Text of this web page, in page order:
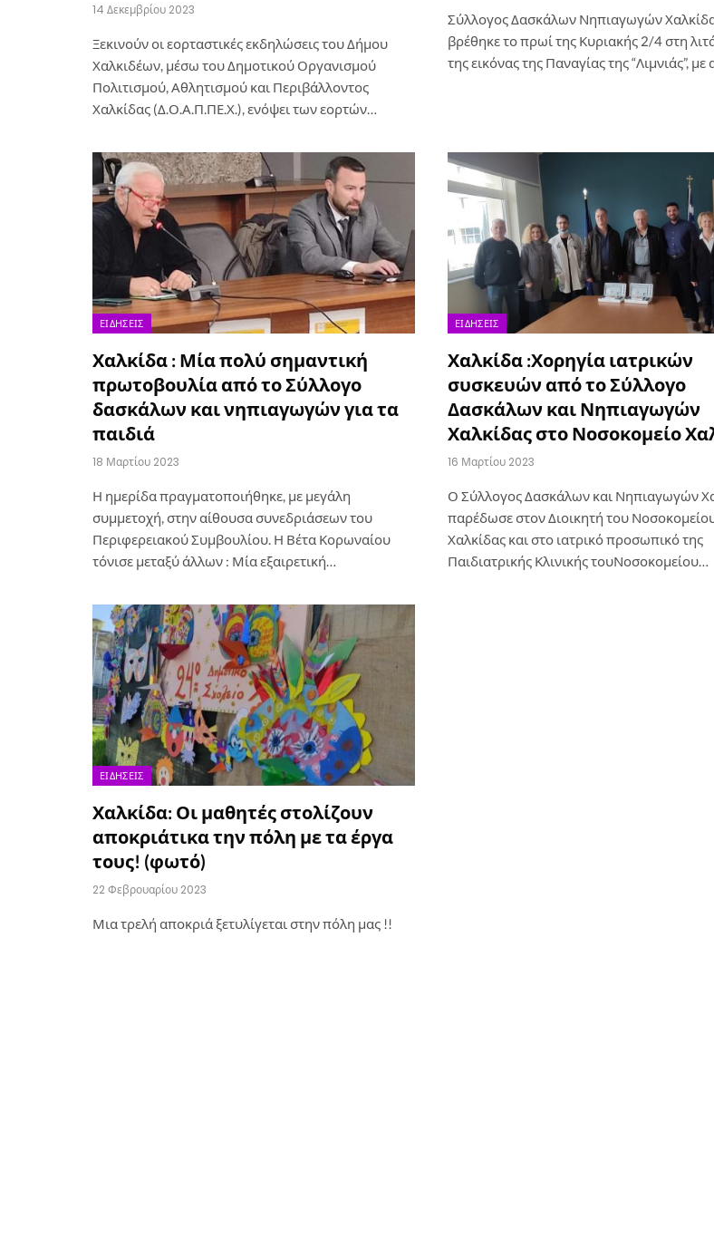
14 Δεκεμβρίου 2023
Ξεκινούν οι εορταστικές εκδηλώσεις του Δήμου
Χαλκιδέων, μέσω του Δημοτικού Οργανισμού
Πολιτισμού, Αθλητισμού και Περιβάλλοντος
Χαλκίδας (Δ.Ο.Α.Π.ΠΕ.Χ.), ενόψει των εορτών…
Σύλλογος Δασκάλων Νηπιαγωγών
βρέθηκε το πρωί της Κυριακής 2/4 στη
της εικόνας της Παναγίας της “Λιμνιάς”, με
ΕΙΔΉΣΕΙΣ
Χαλκίδα : Μία πολύ σημαντική
πρωτοβουλία από το Σύλλογο
δασκάλων και νηπιαγωγών για τα
παιδιά
18 Μαρτίου 2023
Η ημερίδα πραγματοποιήθηκε, με μεγάλη
συμμετοχή, στην αίθουσα συνεδριάσεων του
Περιφερειακού Συμβουλίου. Η Βέτα Κορωναίου
τόνισε μεταξύ άλλων : Μία εξαιρετική…
ΕΙΔΉΣΕΙΣ
Χαλκίδα :Χορηγία ιατρικών
συσκευών από το Σύλλογο
Δασκάλων και Νηπιαγωγών
Χαλκίδας στο Νοσοκομείο
16 Μαρτίου 2023
Ο Σύλλογος Δασκάλων και Νηπιαγωγών
παρέδωσε στον Διοικητή του
Χαλκίδας και στο ιατρικό προσωπικό της
Παιδιατρικής Κλινικής τουΝοσοκομείου…
ΕΙΔΉΣΕΙΣ
Χαλκίδα: Οι μαθητές στολίζουν
αποκριάτικα την πόλη με τα έργα
τους! (φωτό)
22 Φεβρουαρίου 2023
Μια τρελή αποκριά ξετυλίγεται στην πόλη μας !!